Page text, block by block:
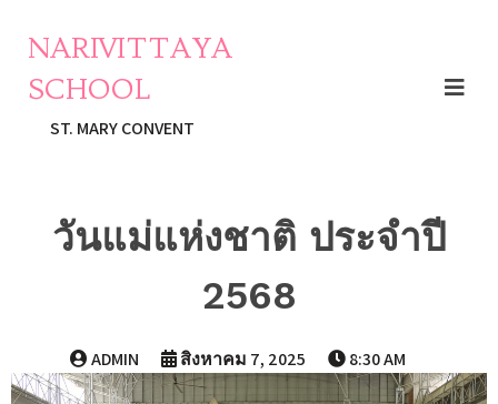
NARIVITTAYA
SCHOOL
ST. MARY CONVENT
วันแม่แห่งชาติ ประจำปี
2568
ADMIN สิงหาคม 7, 2025 8:30 AM